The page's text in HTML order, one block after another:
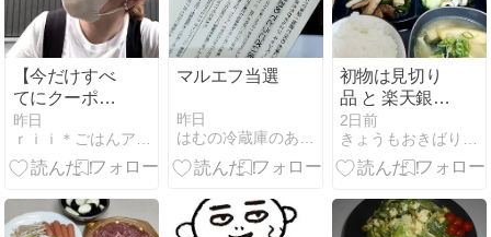
【今だけすべ
てにクーポン
が使える私の
夏コーデ】購
入してみた防
昨日
ｒｉｉ＊ごはんアルバム
マルエフ当選
昨日
はむの冷蔵庫のあるﾓﾉで！節約夜ごはんレシピ
初物は見切り
品 と 楽天銀行
８月の金利
2日前
きょうもおきばりやす